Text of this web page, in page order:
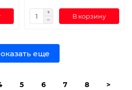
В корзину
еще
5 6 7 8 >